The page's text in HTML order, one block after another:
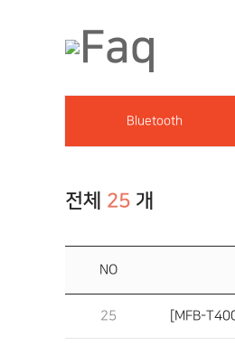
Bluetooth
전체 25 개
NO
25 [MFB-